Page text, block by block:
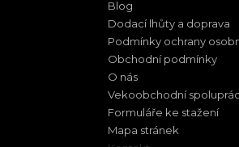
Blog
Dodací lhůty a doprava
Podmínky ochrany
Obchodní podmínky
O nás
Vekoobchodní
Formuláře ke stažení
Mapa stránek